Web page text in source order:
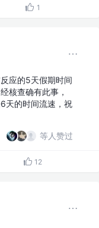
1
应的5天假期时间
核查确有此事，
天的时间流速，祝
等人赞过
12